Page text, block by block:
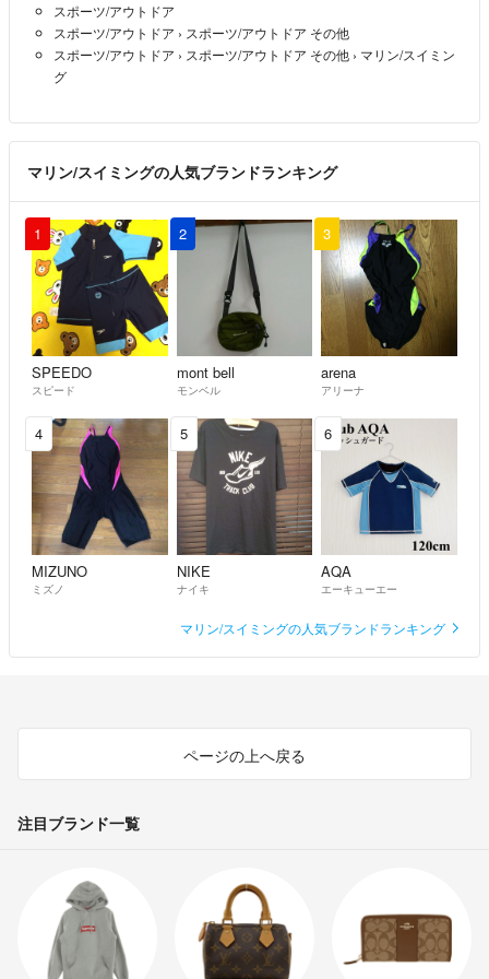
スポーツ/アウトドア
スポーツ/アウトドア › スポーツ/アウトドア その他
スポーツ/アウトドア › スポーツ/アウトドア その他 › マリン/スイミン
グ
マリン/スイミングの人気ブランドランキング
1
SPEEDO
スピード
2
mont bell
モンベル
3
arena
アリーナ
4
MIZUNO
ミズノ
5
NIKE
ナイキ
6
AQA
エーキューエー
マリン/スイミングの人気ブランドランキング
ページの上へ戻る
注目ブランド一覧